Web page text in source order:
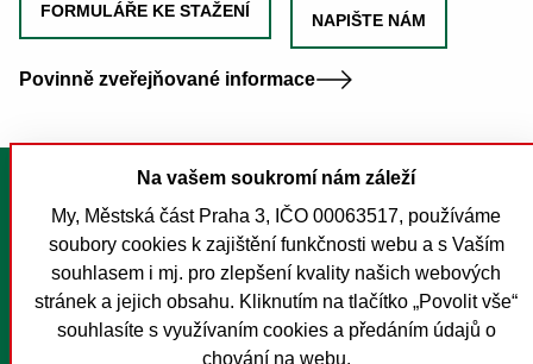
Na vašem soukromí nám záleží
My, Městská část Praha 3, IČO 00063517, používáme
soubory cookies k zajištění funkčnosti webu a s Vaším
souhlasem i mj. pro zlepšení kvality našich webových
stránek a jejich obsahu. Kliknutím na tlačítko „Povolit vše“
souhlasíte s využívaním cookies a předáním údajů o
chování na webu.
FORMULÁŘE KE STAŽENÍ NAPIŠTE NÁM
Povinně zveřejňované informace
Tisk stránky
Mapa stránek
Prohlášení o přístupnosti
Nastavení cookies
O MČ Praha 3